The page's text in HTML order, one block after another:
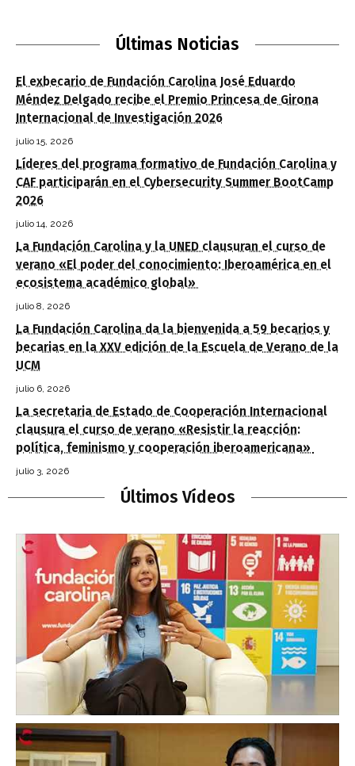
Últimas Noticias
El exbecario de Fundación Carolina José Eduardo
Méndez Delgado recibe el Premio Princesa de Girona
Internacional de Investigación 2026
julio 15, 2026
Líderes del programa formativo de Fundación Carolina y
CAF participarán en el Cybersecurity Summer BootCamp
2026
julio 14, 2026
La Fundación Carolina y la UNED clausuran el curso de
verano «El poder del conocimiento: Iberoamérica en el
ecosistema académico global»
julio 8, 2026
La Fundación Carolina da la bienvenida a 59 becarios y
becarias en la XXV edición de la Escuela de Verano de la
UCM
julio 6, 2026
La secretaria de Estado de Cooperación Internacional
clausura el curso de verano «Resistir la reacción:
política, feminismo y cooperación iberoamericana»
julio 3, 2026
Últimos Vídeos